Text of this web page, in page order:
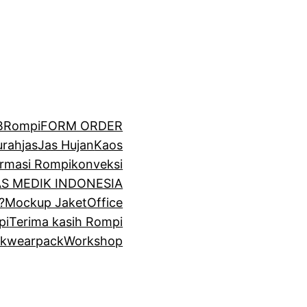
FORM ORDER
jasJas HujanKaos
Rompikonveksi
MEDIK INDONESIA
Mockup JaketOffice
Terima kasih Rompi
wearpackWorkshop